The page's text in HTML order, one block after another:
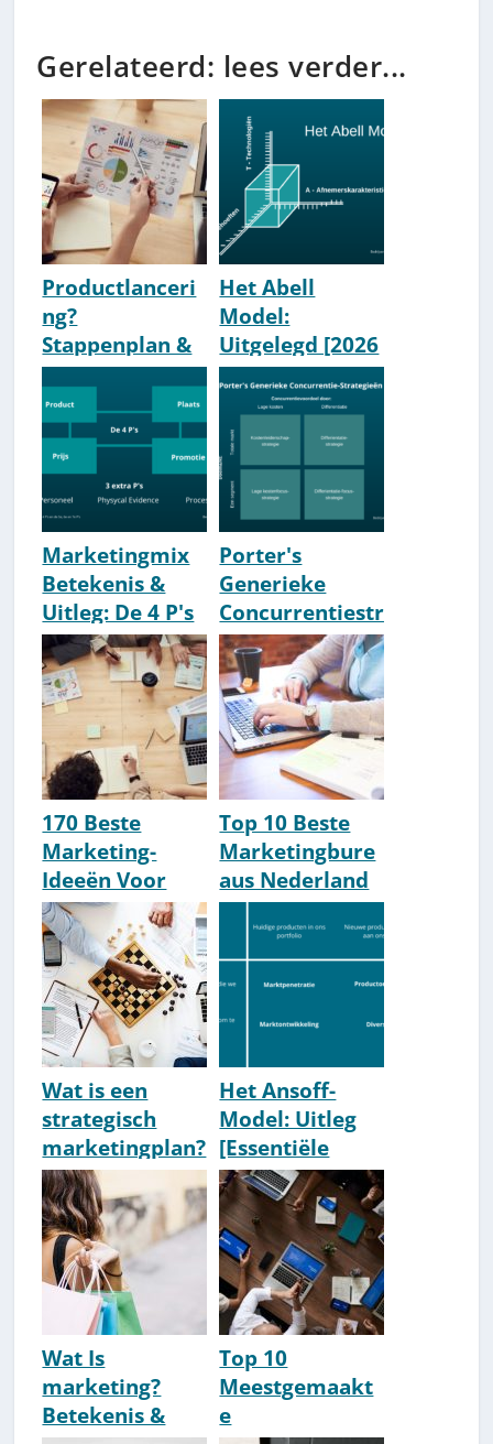
Gerelateerd: lees verder...
Productlanceri
ng?
Stappenplan &
94 tips voor een
perfecte
productlanceri
ng
Het Abell
Model:
Uitgelegd [2026
Update]
Marketingmix
Betekenis &
Uitleg: De 4 P's
(en extra P's)
Porter's
Generieke
Concurrentiestr
ategieën [Uitleg
& Voorbeelden]
170 Beste
Marketing-
Ideeën Voor
Ieder Bedrijf
[Lijst]
Top 10 Beste
Marketingbure
aus Nederland
[2026 Update]
Wat is een
strategisch
marketingplan?
[Uitleg &
Componenten]
Het Ansoff-
Model: Uitleg
[Essentiële
Marketing-
Matrix]
Wat Is
marketing?
Betekenis &
Top 10
Meestgemaakt
e